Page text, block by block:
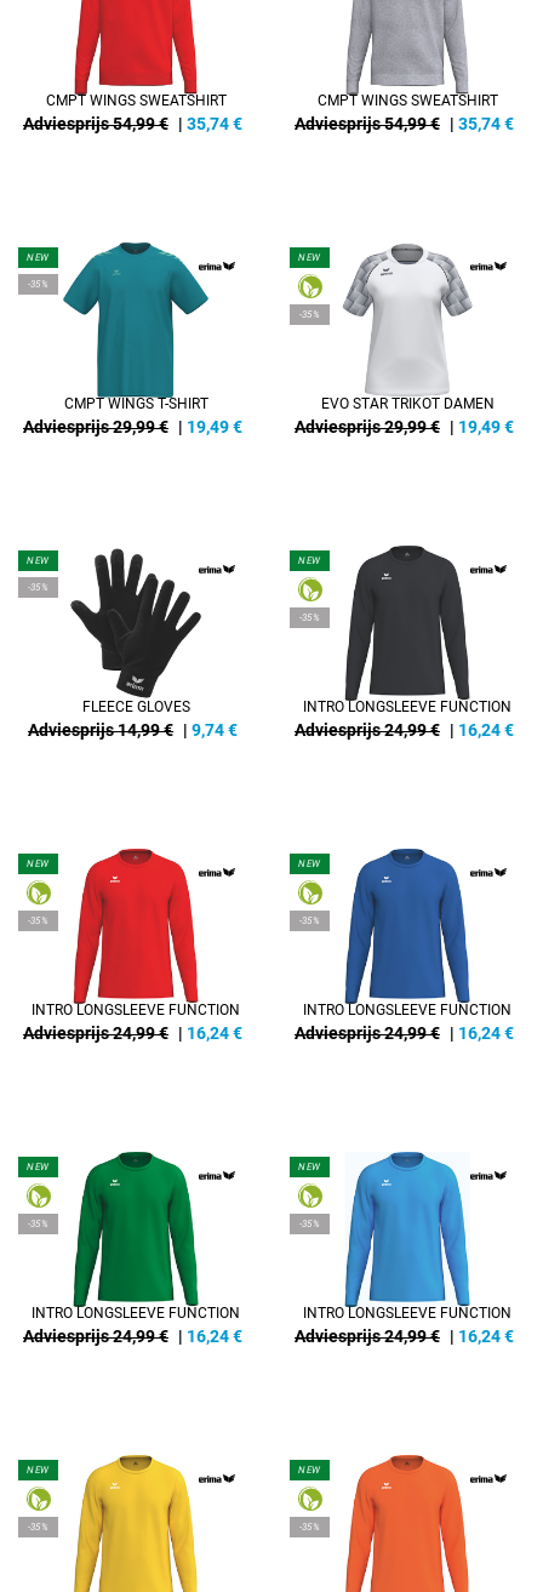
CMPT WINGS SWEATSHIRT
Adviesprijs 54,99 € | 35,74€
CMPT WINGS SWEATSHIRT
Adviesprijs 54,99 € | 35,74€
NEW
-35%
CMPT WINGS T-SHIRT
Adviesprijs 29,99 € | 19,49€
NEW
-35%
EVO STAR TRIKOT DAMEN
Adviesprijs 29,99 € | 19,49€
NEW
-35%
FLEECE GLOVES
Adviesprijs 14,99 € | 9,74€
NEW
-35%
INTRO LONGSLEEVE FUNCTION
Adviesprijs 24,99 € | 16,24€
NEW
-35%
INTRO LONGSLEEVE FUNCTION
Adviesprijs 24,99 € | 16,24€
NEW
-35%
INTRO LONGSLEEVE FUNCTION
Adviesprijs 24,99 € | 16,24€
NEW
-35%
INTRO LONGSLEEVE FUNCTION
Adviesprijs 24,99 € | 16,24€
NEW
-35%
INTRO LONGSLEEVE FUNCTION
Adviesprijs 24,99 € | 16,24€
NEW
-35%
NEW
-35%